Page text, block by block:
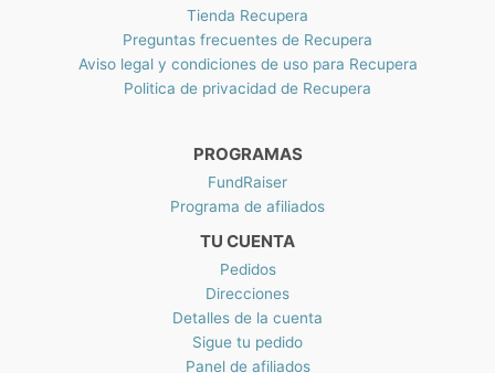
Tienda Recupera
Preguntas frecuentes de Recupera
Aviso legal y condiciones de uso para Recupera
Politica de privacidad de Recupera
PROGRAMAS
FundRaiser
Programa de afiliados
TU CUENTA
Pedidos
Direcciones
Detalles de la cuenta
Sigue tu pedido
Panel de afiliados